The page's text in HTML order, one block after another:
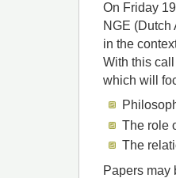
On Friday
NGE (Dutch
in the
With this
which will
The role
The
Papers may